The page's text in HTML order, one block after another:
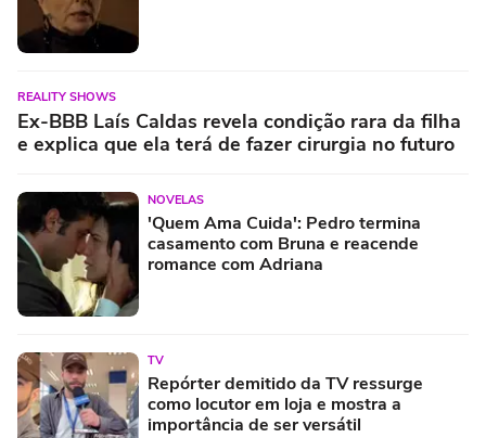
REALITY SHOWS
Ex-BBB Laís Caldas revela condição rara da filha
e explica que ela terá de fazer cirurgia no futuro
NOVELAS
'Quem Ama Cuida': Pedro termina
casamento com Bruna e reacende
romance com Adriana
TV
Repórter demitido da TV ressurge
como locutor em loja e mostra a
importância de ser versátil